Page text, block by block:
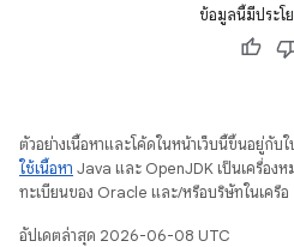
ข้อมูลนี้มีประโ
ตัวอย่างเนื้อหาและโค้ดในหน้าเว็บนี้ขึ้นอยู่กับ
ใช้เนื้อหา Java และ OpenJDK เป็นเครื่องห
ทะเบียนของ Oracle และ/หรือบริษัทในเครือ
อัปเดตล่าสุด 2026-06-08 UTC